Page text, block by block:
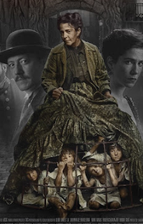
Rueda, organizador
Film Market